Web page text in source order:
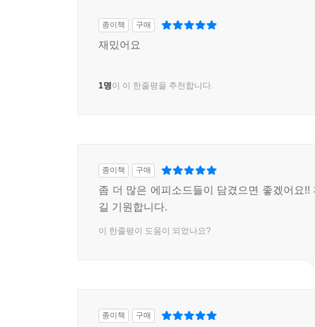
종이책 구매
재밌어요
1명이 이 한줄평을 추천합니다.
종이책 구매
좀 더 많은 에피소드들이 담겼으면 좋겠어요!!
길 기원합니다.
이 한줄평이 도움이 되었나요?
종이책 구매